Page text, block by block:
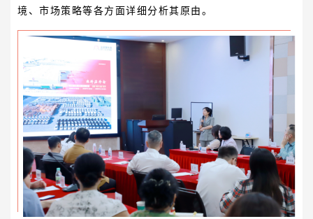
境、市场策略等各方面详细分析其原由。